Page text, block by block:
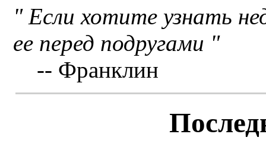
" Если хотите узнать
ее перед подругами "
-- Франклин